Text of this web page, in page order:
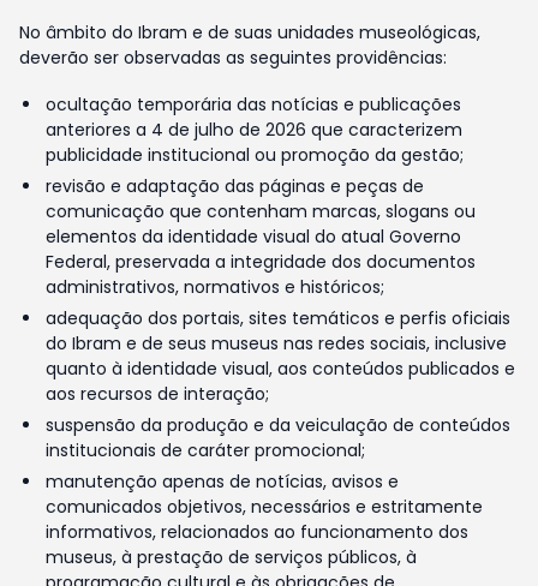
No âmbito do Ibram e de suas unidades museológicas,
deverão ser observadas as seguintes providências:
ocultação temporária das notícias e publicações
anteriores a 4 de julho de 2026 que caracterizem
publicidade institucional ou promoção da gestão;
revisão e adaptação das páginas e peças de
comunicação que contenham marcas, slogans ou
elementos da identidade visual do atual Governo
Federal, preservada a integridade dos documentos
administrativos, normativos e históricos;
adequação dos portais, sites temáticos e perfis oficiais
do Ibram e de seus museus nas redes sociais, inclusive
quanto à identidade visual, aos conteúdos publicados e
aos recursos de interação;
suspensão da produção e da veiculação de conteúdos
institucionais de caráter promocional;
manutenção apenas de notícias, avisos e
comunicados objetivos, necessários e estritamente
informativos, relacionados ao funcionamento dos
museus, à prestação de serviços públicos, à